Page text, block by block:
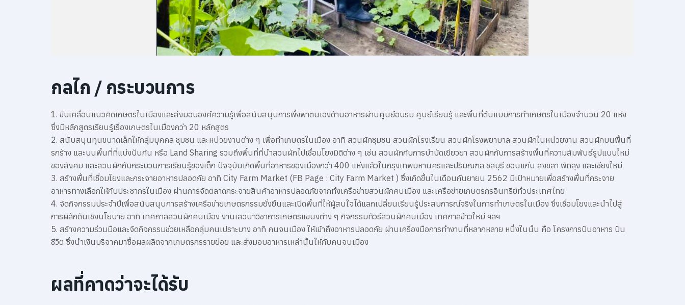
กลไก / กระบวนการ
1. ขับเคลื่อนแนวคิดเกษตรในเมืองและส่งมอบองค์ความรู้เพื่อสนับสนุนการพึ่งพาตนเองด้านอาหารผ่านศูนย์อบรม ศูนย์เรียนรู้ และพื้นที่ต้นแบบการทำเกษตรในเมืองจำนวน 20 แห่ง
ซึ่งมีหลักสูตรเรียนรู้เรื่องเกษตรในเมืองกว่า 20 หลักสูตร
2. สนับสนุนทุนขนาดเล็กให้กลุ่มบุคคล ชุมชน และหน่วยงานต่าง ๆ เพื่อทำเกษตรในเมือง อาทิ สวนผักชุมชน สวนผักโรงเรียน สวนผักโรงพยาบาล สวนผักในหน่วยงาน สวนผักบนพื้นที่
รกร้าง และบนพื้นที่ที่แบ่งปันกัน หรือ Land Sharing รวมถึงพื้นที่ที่นำสวนผักไปเชื่อมโยงมิติต่าง ๆ เช่น สวนผักกับการบำบัดเยียวยา สวนผักกับการสร้างพื้นที่ความสัมพันธ์รูปแบบใหม่
ของสังคม และสวนผักกับกระบวนการเรียนรู้ของเด็ก ปัจจุบันเกิดพื้นที่อาหารของเมืองกว่า 400 แห่งแล้วในกรุงเทพมหานครและปริมณฑล ชลบุรี ขอนแก่น สงขลา พัทลุง และเชียงใหม่
3. สร้างพื้นที่เชื่อมโยงและกระจายอาหารปลอดภัย อาทิ City Farm Market (FB Page : City Farm Market ) ซึ่งเกิดขึ้นในเดือนกันยายน 2562 มีเป้าหมายเพื่อสร้างพื้นที่กระจาย
อาหารทางเลือกให้กับประชากรในเมือง ผ่านการจัดตลาดกระจายสินค้าอาหารปลอดภัยจากทั้งเครือข่ายสวนผักคนเมือง และเครือข่ายเกษตรกรอินทรีย์ทั่วประเทศไทย
4. จัดกิจกรรมประจำปีเพื่อสนับสนุนการสร้างเครือข่ายเกษตรกรรมยั่งยืนและเปิดพื้นที่ให้ผู้สนใจได้แลกเปลี่ยนเรียนรู้ประสบการณ์จริงในการทำเกษตรในเมือง ซึ่งเชื่อมโยงและนำไปสู่
การผลักดันเชิงนโยบาย อาทิ เทศกาลสวนผักคนเมือง งานเสวนาวิชาการเกษตรแขนงต่าง ๆ กิจกรรมทัวร์สวนผักคนเมือง เทศกาลข้าวใหม่ ฯลฯ
5. สร้างความร่วมมือและจัดกิจกรรมช่วยเหลือกลุ่มคนเปราะบาง อาทิ คนจนเมือง ให้เข้าถึงอาหารปลอดภัย ผ่านเครื่องมือการทำงานที่หลากหลาย หนึ่งในนั้น คือ โครงการปันอาหาร ปัน
ชีวิต ซึ่งนำเงินบริจาคมาซื้อผลผลิตจากเกษตรกรรายย่อย และส่งมอบอาหารเหล่านั้นให้กับคนจนเมือง
ผลที่คาดว่าจะได้รับ